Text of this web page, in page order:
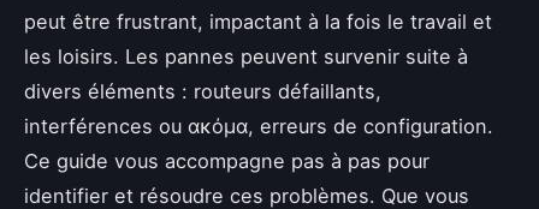
peut être frustrant, impactant à la fois le travail et
les loisirs. Les pannes peuvent survenir suite à
divers éléments : routeurs défaillants,
interférences ou ακόμα, erreurs de configuration.
Ce guide vous accompagne pas à pas pour
identifier et résoudre ces problèmes. Que vous